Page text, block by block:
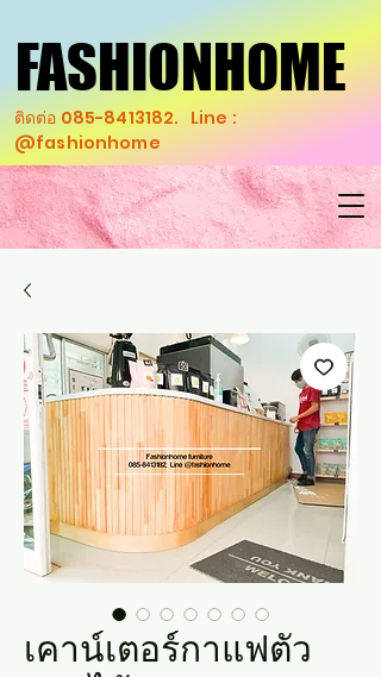
FASHIONHOME
FASHIONHOME
ติดต่อ 085-8413182. Line :
@fashionhome
เคาน์เตอร์กาแฟตัว